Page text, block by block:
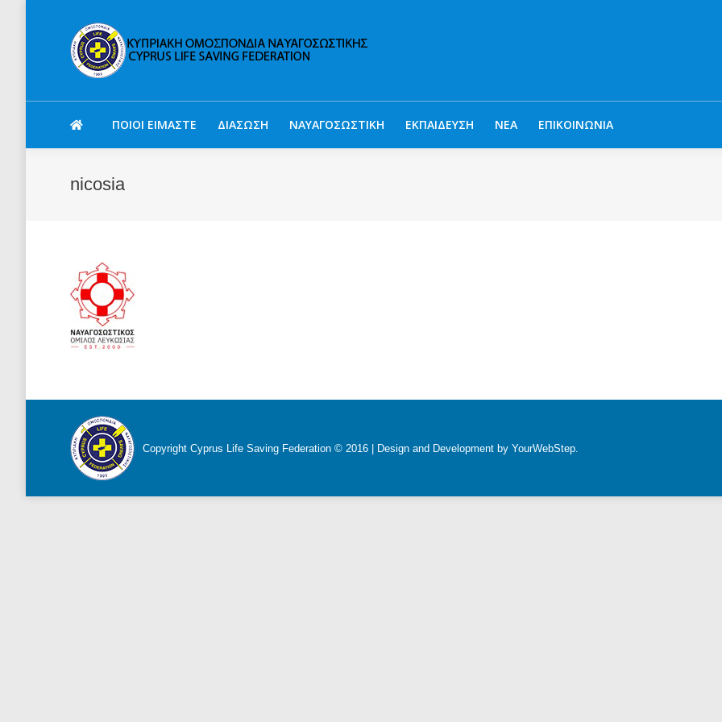
ΠΟΙΟΙ ΕΙΜΑΣΤΕ ΔΙΑΣΩΣΗ ΝΑΥΑΓΟΣΩΣΤΙΚΗ ΕΚΠΑΙΔΕΥΣΗ ΝΕΑ ΕΠΙΚΟΙΝΩΝΙΑ
nicosia
Copyright Cyprus Life Saving Federation © 2016 | Design and Development by YourWebStep.